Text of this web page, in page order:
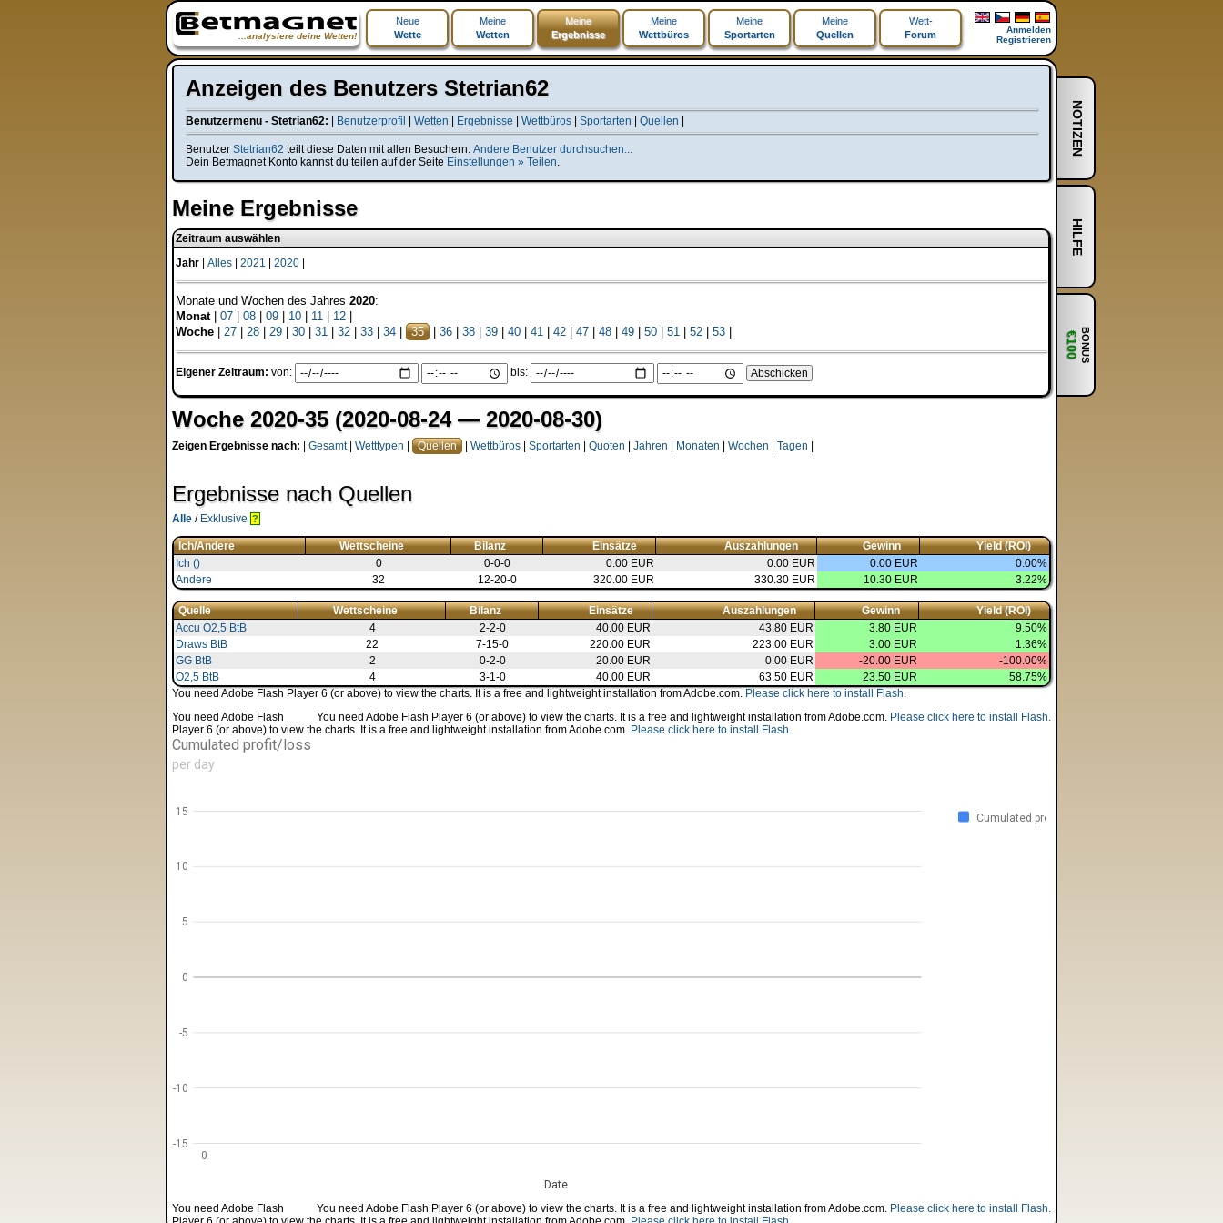
NOTIZEN
HILFE
BONUS
€100
...analysiere deine Wetten!
Anmelden
Registrieren
Neue
Wette
Meine
Wetten
Meine
Ergebnisse
Meine
Wettbüros
Meine
Sportarten
Meine
Quellen
Wett-
Forum
Anzeigen des Benutzers Stetrian62
Benutzermenu - Stetrian62: Benutzerprofil Wetten Ergebnisse Wettbüros Sportarten Quellen
Benutzer Stetrian62 teilt diese Daten mit allen Besuchern. Andere Benutzer durchsuchen...
Dein Betmagnet Konto kannst du teilen auf der Seite Einstellungen » Teilen.
Meine Ergebnisse
Zeitraum auswählen
Jahr
Alles 2021 2020
Monate und Wochen des Jahres 2020:
Monat| 07 08 09 10 11 12
Woche
27 28 29 30 31 32 33 34 35 36 38 39 40 41 42 47 48 49 50 51 52 53
Eigener Zeitraum: von: bis:
Woche 2020-35 (2020-08-24 — 2020-08-30)
Zeigen Ergebnisse nach: Gesamt| Wetttypen Quellen Wettbüros Sportarten Quoten Jahren Monaten Wochen Tagen
Ergebnisse nach Quellen
Alle / Exklusive ?
Ich/Andere Wettscheine Bilanz Einsätze Auszahlungen Gewinn
Yield (ROI)
Ich ()
0 0-0-0 0.00 EUR 0.00 EUR 0.00 EUR
0.00%
Andere
32 12-20-0 320.00 EUR 330.30 EUR 10.30 EUR 3.22%
Quelle Wettscheine Bilanz Einsätze Auszahlungen Gewinn
Yield (ROI)
Accu O2,5 BtB
4 2-2-0 40.00 EUR 43.80 EUR 3.80 EUR
9.50%
Draws BtB
22 7-15-0 220.00 EUR 223.00 EUR 3.00 EUR
1.36%
GG BtB
2 0-2-0 20.00 EUR 0.00 EUR -20.00 EUR
-100.00%
O2,5 BtB
4 3-1-0 40.00 EUR 63.50 EUR 23.50 EUR
58.75%
You need Adobe Flash Player 6 (or above) to view the charts. It is a free and lightweight installation from Adobe.com. Please click here to install Flash.
You need Adobe Flash Player 6 (or above) to view the charts. It is a free and lightweight installation from Adobe.com. Please click here to install Flash.
You need Adobe Flash
Player 6 (or above) to view the charts. It is a free and lightweight installation from Adobe.com. Please click here to install Flash.
Cumulated profit/loss
per day
Cumulated profit
0
Date
-15
-10
-5
0
5
10
15
You need Adobe Flash Player 6 (or above) to view the charts. It is a free and lightweight installation from Adobe.com. Please click here to install Flash.
You need Adobe Flash